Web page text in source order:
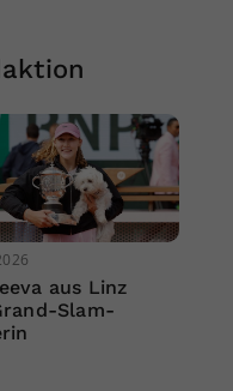
aus Linz
Slam-